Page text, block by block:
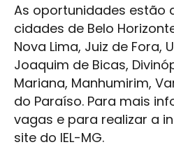
As oportunidades estão
cidades de Belo
Nova Lima, Juiz de Fora,
Joaquim de Bicas,
Mariana, Manhumirim,
do Paraíso. Para mais
vagas e para realizar a
site do IEL-MG.